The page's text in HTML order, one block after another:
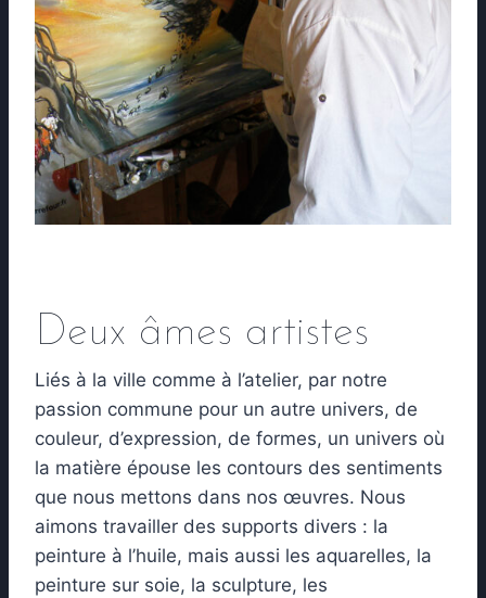
Deux âmes artistes
Liés à la ville comme à l’atelier, par notre
passion commune pour un autre univers, de
couleur, d’expression, de formes, un univers où
la matière épouse les contours des sentiments
que nous mettons dans nos œuvres. Nous
aimons travailler des supports divers : la
peinture à l’huile, mais aussi les aquarelles, la
peinture sur soie, la sculpture, les